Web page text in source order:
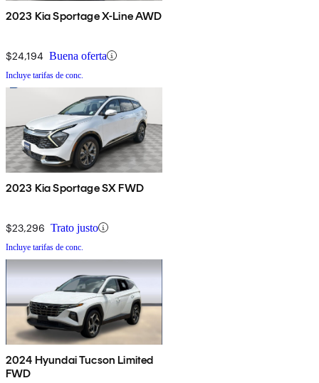
2023 Kia Sportage X-Line AWD
$24,194 Buena oferta
Incluye tarifas de conc.
2023 Kia Sportage SX FWD
$23,296 Trato justo
Incluye tarifas de conc.
2024 Hyundai Tucson Limited
FWD